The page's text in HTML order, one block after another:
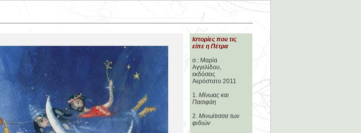
Ιστορίες που τις
είπε η Πέτρα
σ.: Μαρία
Αγγελίδου,
εκδόσεις
Αερόστατο 2011
1. Μίνωας και
Πασιφάη
2. Μινωίτισσα των
φιδιών